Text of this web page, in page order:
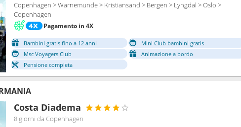
Copenhagen > Warnemunde > Kristiansand > Bergen > Lyngdal > Oslo >
Copenhagen
Pagamento in 4X
Bambini gratis fino a 12 anni
Mini Club bambini gratis
Msc Voyagers Club
Animazione a bordo
Pensione completa
Costa Diadema
8 giorni da Copenhagen